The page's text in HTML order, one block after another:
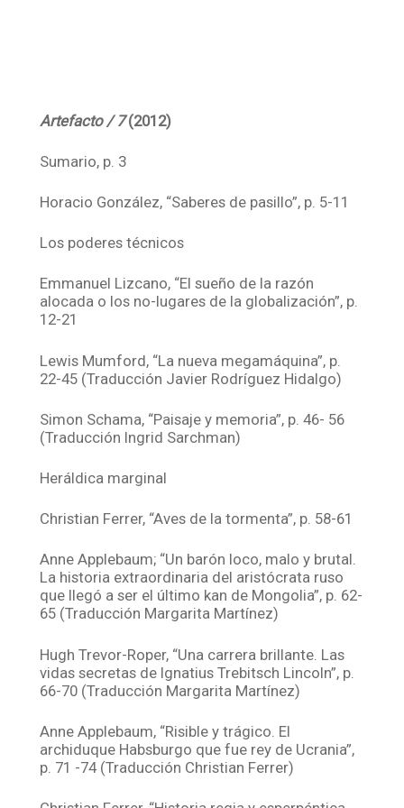
Artefacto / 7(2012)
Sumario, p. 3
Horacio González, “Saberes de pasillo”, p. 5-11
Los poderes técnicos
Emmanuel Lizcano, “El sueño de la razón
alocada o los no-lugares de la globalización”, p.
12-21
Lewis Mumford, “La nueva megamáquina”, p.
22-45 (Traducción Javier Rodríguez Hidalgo)
Simon Schama, “Paisaje y memoria”, p. 46- 56
(Traducción Ingrid Sarchman)
Heráldica marginal
Christian Ferrer, “Aves de la tormenta”, p. 58-61
Anne Applebaum; “Un barón loco, malo y brutal.
La historia extraordinaria del aristócrata ruso
que llegó a ser el último kan de Mongolia”, p. 62-
65 (Traducción Margarita Martínez)
Hugh Trevor-Roper, “Una carrera brillante. Las
vidas secretas de Ignatius Trebitsch Lincoln”, p.
66-70 (Traducción Margarita Martínez)
Anne Applebaum, “Risible y trágico. El
archiduque Habsburgo que fue rey de Ucrania”,
p. 71 -74 (Traducción Christian Ferrer)